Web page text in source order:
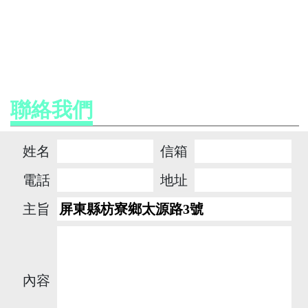
聯絡我們
姓名
信箱
電話
地址
主旨
內容